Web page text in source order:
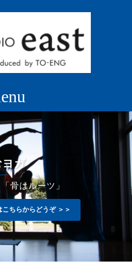
ガ
骨はルーツ」
ちらからどうぞ ＞＞